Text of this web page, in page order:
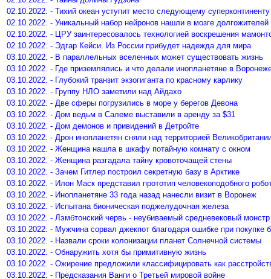
02.10.2022. - Тихий океан уступит место следующему
02.10.2022. - Уникальный набор нейронов нашли в мозге долгожителей
02.10.2022. - ЦРУ заинтересовалось технологией воскрешения
02.10.2022. - Эдгар Кейси. Из России прибудет надежда для мира
03.10.2022. - В параллельных вселенных может существовать жизнь
03.10.2022. - Где приземлялись и что делали инопланетяне в
03.10.2022. - Глубокий транзит экзогиганта по красному карлику
03.10.2022. - Группу НЛО заметили над Айдахо
03.10.2022. - Две сферы погрузились в море у берегов Девона
03.10.2022. - Дом ведьм в Салеме выставили в аренду за $31
03.10.2022. - Дом демонов и привидений в Детройте
03.10.2022. - Дрон инопланетян сняли над территорией
03.10.2022. - Женщина нашла в шкафу потайную комнату с окном
03.10.2022. - Женщина разгадала тайну кровоточащей стены
03.10.2022. - Зачем Гитлер построил секретную базу в Арктике
03.10.2022. - Илон Маск представил прототип человекоподобного
03.10.2022. - Инопланетяне 33 года назад нанесли визит в Воронеж
03.10.2022. - Испытана бионическая поджелудочная железа
03.10.2022. - Лэмбтонский червь - неубиваемый средневековый монстр
03.10.2022. - Мужчина сорвал джекпот благодаря ошибке при покупке
03.10.2022. - Назвали сроки колонизации планет Солнечной системы
03.10.2022. - Обнаружить хотя бы примитивную жизнь
03.10.2022. - Ожирение предложили классифицировать как
03.10.2022. - Предсказания Ванги о Третьей мировой войне